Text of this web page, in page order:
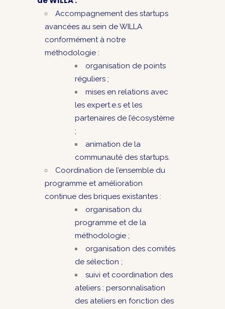
Accompagnement des startups
avancées au sein de WILLA
conformément à notre
méthodologie :
organisation de points
réguliers ;
mises en relations avec
les expert.e.s et les
partenaires de l’écosystème
;
animation de la
communauté des startups.
Coordination de l’ensemble du
programme et amélioration
continue des briques existantes :
organisation du
programme et de la
méthodologie ;
organisation des comités
de sélection ;
suivi et coordination des
ateliers : personnalisation
des ateliers en fonction des